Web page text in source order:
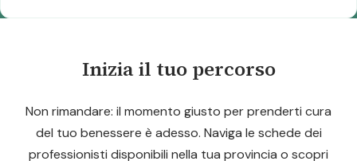
Inizia il tuo percorso
Non rimandare: il momento giusto per prenderti cura
del tuo benessere è adesso. Naviga le schede dei
professionisti disponibili nella tua provincia o scopri